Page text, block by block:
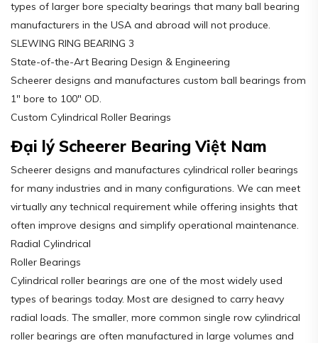
types of larger bore specialty bearings that many ball bearing
manufacturers in the USA and abroad will not produce.
SLEWING RING BEARING 3
State-of-the-Art Bearing Design & Engineering
Scheerer designs and manufactures custom ball bearings from
1″ bore to 100″ OD.
Custom Cylindrical Roller Bearings
Đại lý Scheerer Bearing Việt Nam
Scheerer designs and manufactures cylindrical roller bearings
for many industries and in many configurations. We can meet
virtually any technical requirement while offering insights that
often improve designs and simplify operational maintenance.
Radial Cylindrical
Roller Bearings
Cylindrical roller bearings are one of the most widely used
types of bearings today. Most are designed to carry heavy
radial loads. The smaller, more common single row cylindrical
roller bearings are often manufactured in large volumes and